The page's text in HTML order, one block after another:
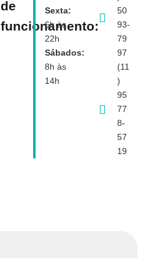
de
funcionamento:
Sexta:
6h às
22h
Sábados:
8h às
14h
50
93-
79
97
(11
)
95
77
8-
57
19